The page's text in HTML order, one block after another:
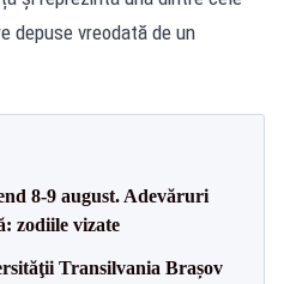
depuse vreodată de un
8-9 august. Adevăruri
zodiile vizate
Transilvania Brașov